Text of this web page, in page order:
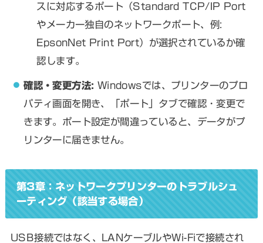
スに対応するポート（Standard TCP/IP Port
やメーカー独自のネットワークポート、例:
EpsonNet Print Port）が選択されているか確
認します。
確認・変更方法: Windowsでは、プリンターのプロ
パティ画面を開き、「ポート」タブで確認・変更で
きます。ポート設定が間違っていると、データがプ
リンターに届きません。
第3章：ネットワークプリンターのトラブルシュ
ーティング（該当する場合）
USB接続ではなく、LANケーブルやWi-Fiで接続され